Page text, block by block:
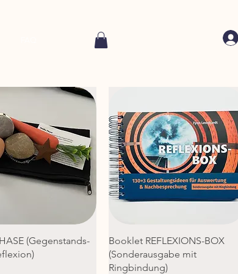
Schnellansicht(Gegenstands-
Schnellansicht
Booklet REFLEXIONS-BOX
(Sonderausgabe mit
Ringbindung)